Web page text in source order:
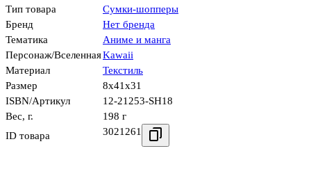
Тип товара
Сумки-шопперы
Бренд
Нет бренда
Тематика
Аниме и манга
Персонаж/ВселеннаяKawaii
Материал
Текстиль
Размер
8x41x31
ISBN/Артикул
12-21253-SH18
Вес, г.
198 г
ID товара
3021261